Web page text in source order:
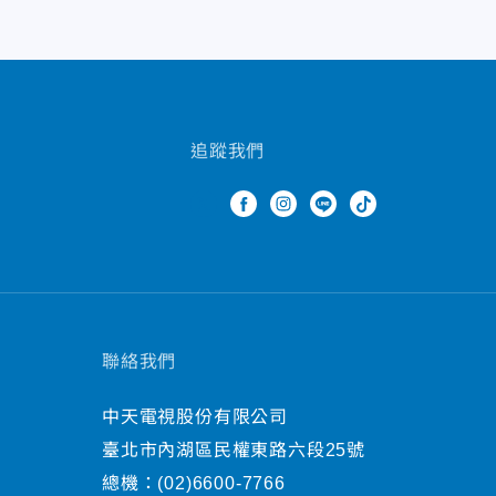
追蹤我們
聯絡我們
中天電視股份有限公司
臺北市內湖區民權東路六段25號
總機： (02)6600-7766